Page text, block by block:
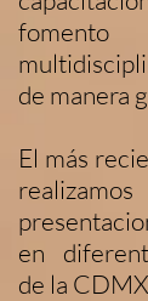
de manera
El más
en
de la